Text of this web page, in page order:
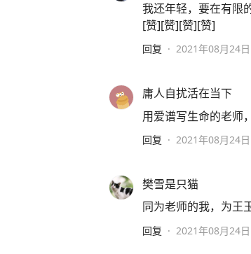
我还年轻，要在有限
[赞][赞][赞][赞]
回复 · 2021年08月24日
庸人自扰活在当下
用爱谱写生命的老师
回复 · 2021年08月24日
樊雪是只猫
同为老师的我，为王
回复 · 2021年08月24日